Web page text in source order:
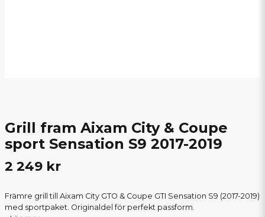
Grill fram Aixam City & Coupe
sport Sensation S9 2017-2019
2 249 kr
Främre grill till Aixam City GTO & Coupe GTI Sensation S9 (2017-2019)
med sportpaket. Originaldel för perfekt passform.